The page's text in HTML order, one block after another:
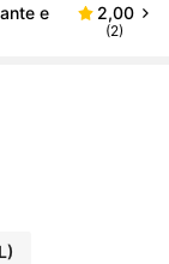
e
2,00
(2)